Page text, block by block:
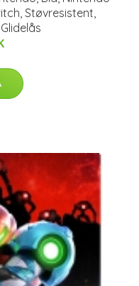
Støvresistent,